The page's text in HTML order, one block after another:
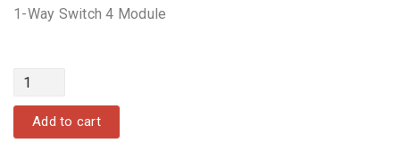
1-Way Switch 4 Module
Quantity
Add to cart